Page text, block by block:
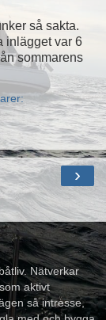
så sakta.
inlägget var 6
sommarens
›
Nätverkar
aktivt
så intresse,